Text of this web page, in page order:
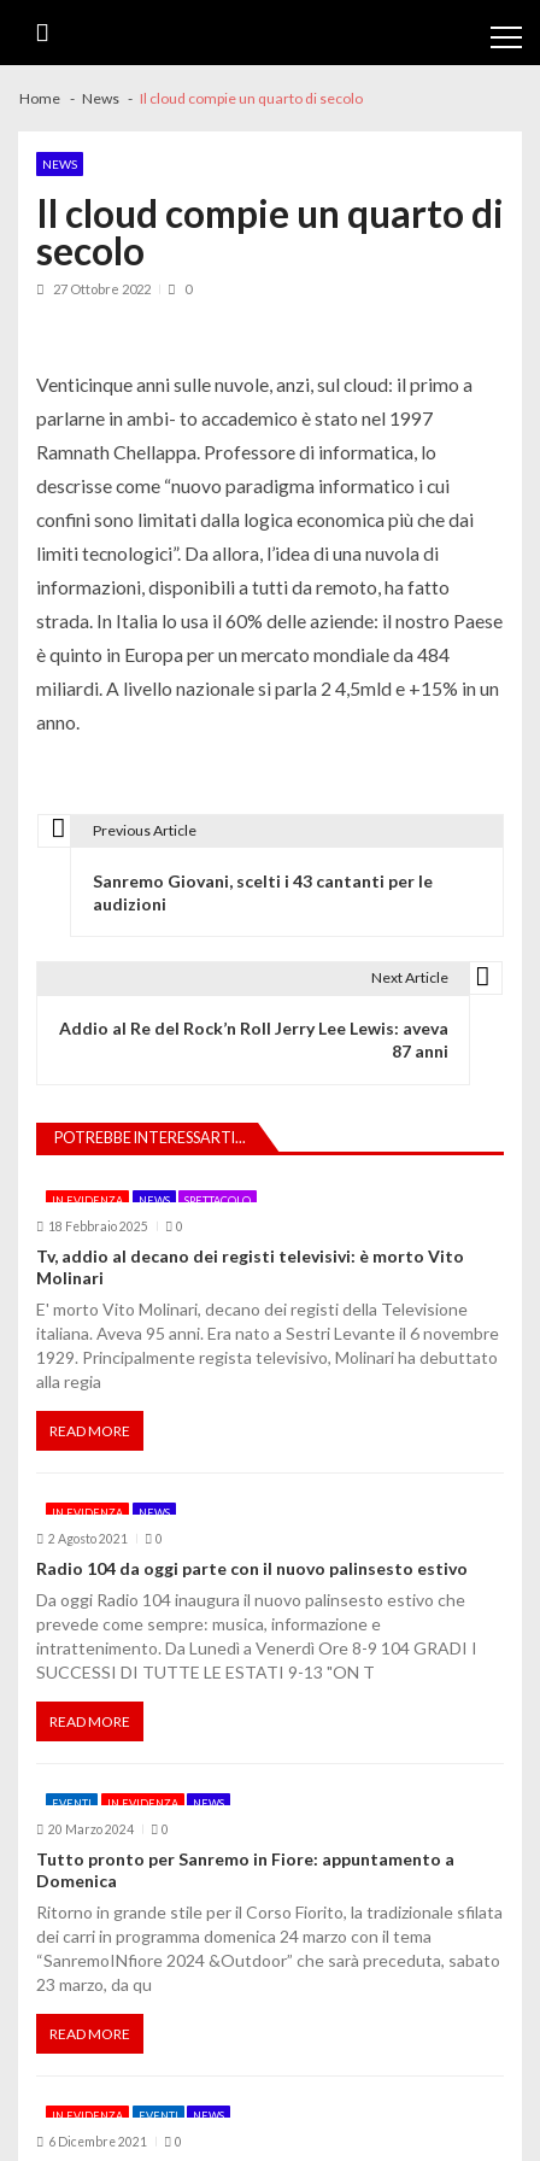
Home News Il cloud compie un quarto di secolo
NEWS
Il cloud compie un quarto di
secolo
27 Ottobre 2022 0
Venticinque anni sulle nuvole, anzi, sul cloud: il primo a
parlarne in ambi- to accademico è stato nel 1997
Ramnath Chellappa. Professore di informatica, lo
descrisse come “nuovo paradigma informatico i cui
confini sono limitati dalla logica economica più che dai
limiti tecnologici”. Da allora, l’idea di una nuvola di
informazioni, disponibili a tutti da remoto, ha fatto
strada. In Italia lo usa il 60% delle aziende: il nostro Paese
è quinto in Europa per un mercato mondiale da 484
miliardi. A livello nazionale si parla 2 4,5mld e +15% in un
anno.
i
o
n
e
a
r
t
i
c
o
l
i
Previous Article
Sanremo Giovani, scelti i 43 cantanti per le
audizioni
Next Article
Addio al Re del Rock’n Roll Jerry Lee Lewis: aveva
87 anni
POTREBBE INTERESSARTI...
IN EVIDENZA NEWS SPETTACOLO
18 Febbraio 2025 0
Tv, addio al decano dei registi televisivi: è morto Vito
Molinari
E' morto Vito Molinari, decano dei registi della Televisione
italiana. Aveva 95 anni. Era nato a Sestri Levante il 6 novembre
1929. Principalmente regista televisivo, Molinari ha debuttato
alla regia
READ MORE
IN EVIDENZA NEWS
2 Agosto 2021 0
Radio 104 da oggi parte con il nuovo palinsesto estivo
Da oggi Radio 104 inaugura il nuovo palinsesto estivo che
prevede come sempre: musica, informazione e
intrattenimento. Da Lunedì a Venerdì Ore 8-9 104 GRADI I
SUCCESSI DI TUTTE LE ESTATI 9-13 "ON T
READ MORE
EVENTI IN EVIDENZA NEWS
20 Marzo 2024 0
Tutto pronto per Sanremo in Fiore: appuntamento a
Domenica
Ritorno in grande stile per il Corso Fiorito, la tradizionale sfilata
dei carri in programma domenica 24 marzo con il tema
“SanremoINfiore 2024 &Outdoor” che sarà preceduta, sabato
23 marzo, da qu
READ MORE
IN EVIDENZA EVENTI NEWS
6 Dicembre 2021 0